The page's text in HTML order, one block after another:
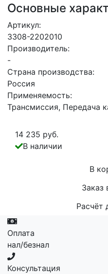
Основные
Артикул:
3308-2202010
Производитель:
-
Страна производства:
Россия
Применяемость:
Трансмиссия, Передача
14 235 руб.
В наличии
В
Заказ
Расчёт
Оплата
нал/безнал
Консультация